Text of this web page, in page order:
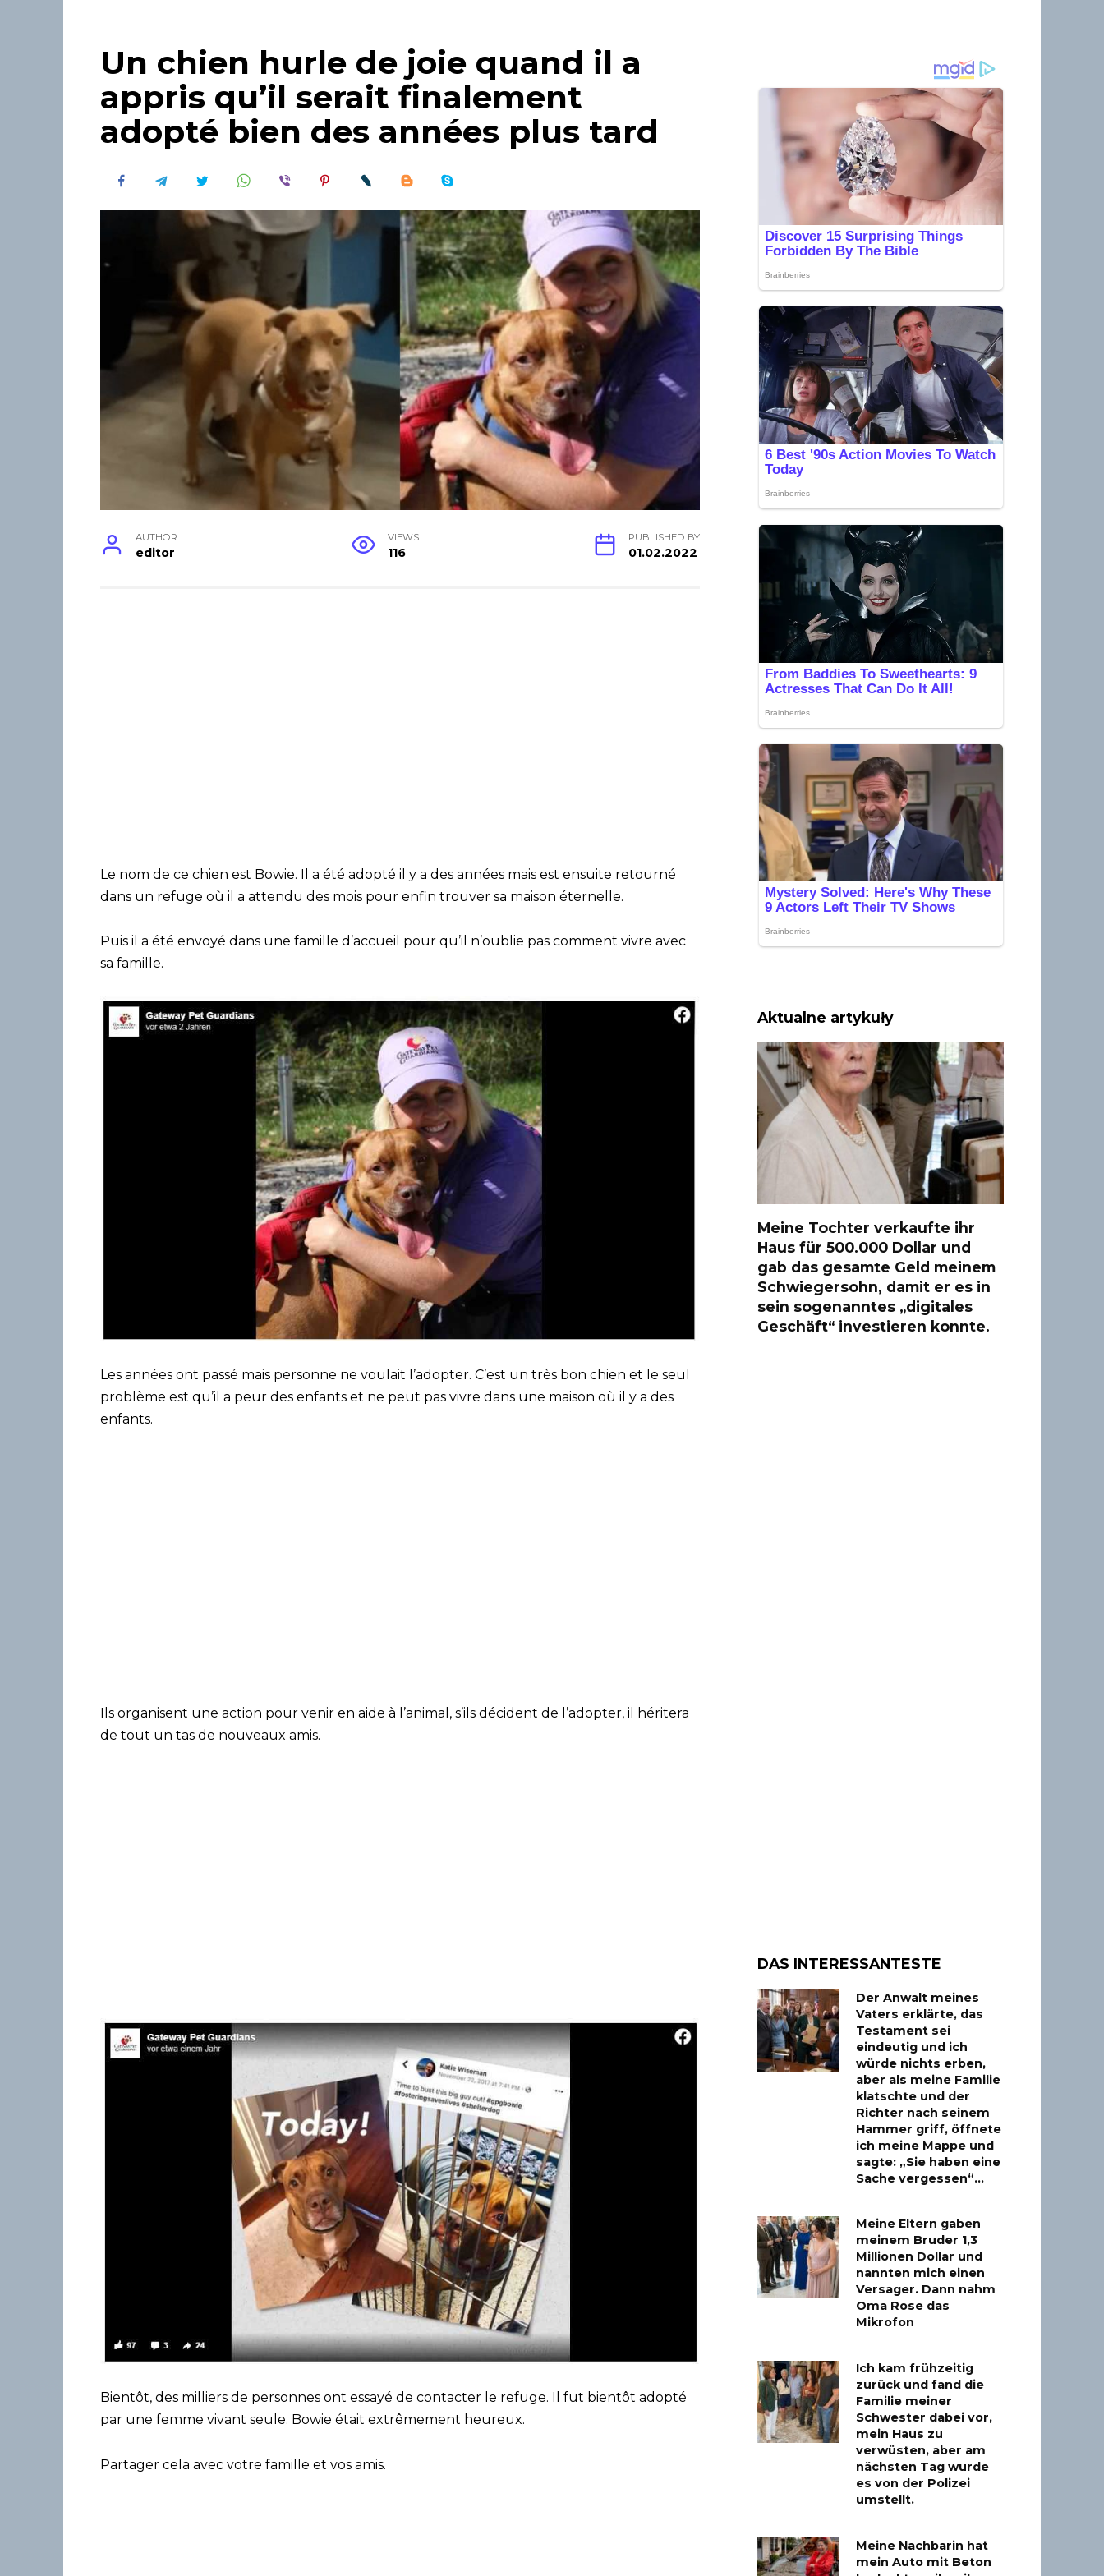
Un chien hurle de joie quand il a
appris qu’il serait finalement
adopté bien des années plus tard
AUTHOR
editor
VIEWS
116
PUBLISHED BY
01.02.2022
Le nom de ce chien est Bowie. Il a été adopté il y a des années mais est ensuite retourné
dans un refuge où il a attendu des mois pour enfin trouver sa maison éternelle.
Puis il a été envoyé dans une famille d’accueil pour qu’il n’oublie pas comment vivre avec
sa famille.
Les années ont passé mais personne ne voulait l’adopter. C’est un très bon chien et le seul
problème est qu’il a peur des enfants et ne peut pas vivre dans une maison où il y a des
enfants.
Ils organisent une action pour venir en aide à l’animal, s’ils décident de l’adopter, il héritera
de tout un tas de nouveaux amis.
Bientôt, des milliers de personnes ont essayé de contacter le refuge. Il fut bientôt adopté
par une femme vivant seule. Bowie était extrêmement heureux.
Partager cela avec votre famille et vos amis.
Aktualne artykuły
Meine Tochter verkaufte ihr
Haus für 500.000 Dollar und
gab das gesamte Geld meinem
Schwiegersohn, damit er es in
sein sogenanntes „digitales
Geschäft“ investieren konnte.
DAS INTERESSANTESTE
Der Anwalt meines
Vaters erklärte, das
Testament sei
eindeutig und ich
würde nichts erben,
aber als meine Familie
klatschte und der
Richter nach seinem
Hammer griff, öffnete
ich meine Mappe und
sagte: „Sie haben eine
Sache vergessen“…
Meine Eltern gaben
meinem Bruder 1,3
Millionen Dollar und
nannten mich einen
Versager. Dann nahm
Oma Rose das
Mikrofon
Ich kam frühzeitig
zurück und fand die
Familie meiner
Schwester dabei vor,
mein Haus zu
verwüsten, aber am
nächsten Tag wurde
es von der Polizei
umstellt.
Meine Nachbarin hat
mein Auto mit Beton